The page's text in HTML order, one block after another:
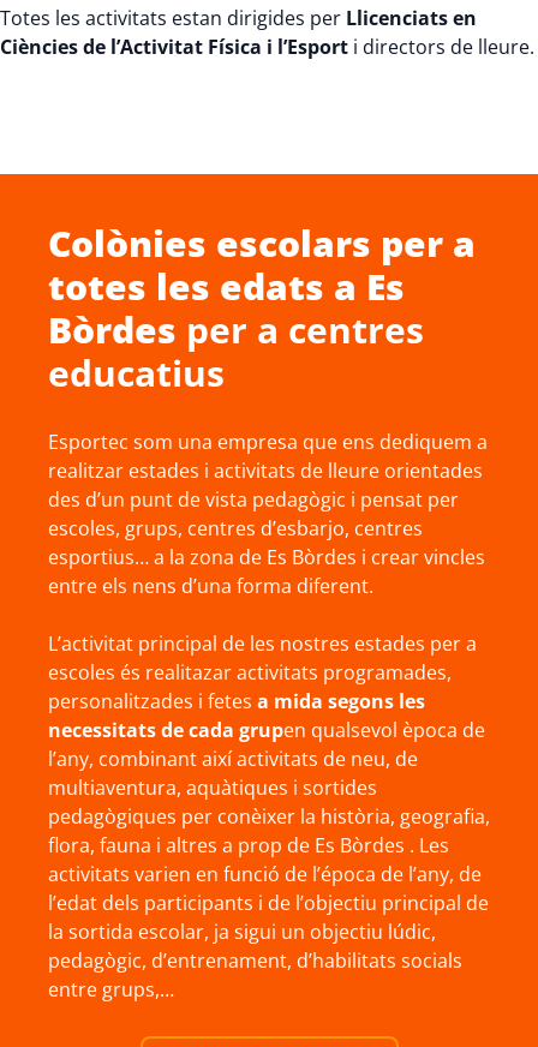
Totes les activitats estan dirigides per Llicenciats en
Ciències de l’Activitat Física i l’Esport i directors de lleure.
Colònies escolars per a
totes les edats a Es
Bòrdes per a centres
educatius
Esportec som una empresa que ens dediquem a
realitzar estades i activitats de lleure orientades
des d’un punt de vista pedagògic i pensat per
escoles, grups, centres d’esbarjo, centres
esportius… a la zona de Es Bòrdes i crear vincles
entre els nens d’una forma diferent.
L’activitat principal de les nostres estades per a
escoles és realitazar activitats programades,
personalitzades i fetes a mida segons les
necessitats de cada grupen qualsevol època de
l’any, combinant així activitats de neu, de
multiaventura, aquàtiques i sortides
pedagògiques per conèixer la història, geografia,
flora, fauna i altres a prop de Es Bòrdes . Les
activitats varien en funció de l’época de l’any, de
l’edat dels participants i de l’objectiu principal de
la sortida escolar, ja sigui un objectiu lúdic,
pedagògic, d’entrenament, d’habilitats socials
entre grups,…